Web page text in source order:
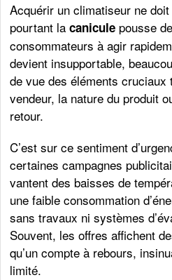
Acquérir un climatiseur ne
pourtant lacanicule pousse
consommateurs à agir
devient insupportable,
de vue des éléments cruciaux
vendeur, la nature du produit
retour.
C’est sur ce sentiment
certaines campagnes
vantent des baisses de
une faible consommation
sans travaux ni systèmes
Souvent, les offres affichent
qu’un compte à rebours,
limité.